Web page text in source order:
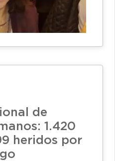
de
1.420
heridos por